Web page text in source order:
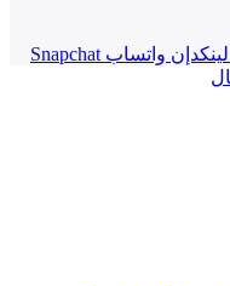
لينكدإن واتساب Snapchat